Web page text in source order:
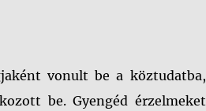
vonult be a köztudatba,
be. Gyengéd érzelmeket